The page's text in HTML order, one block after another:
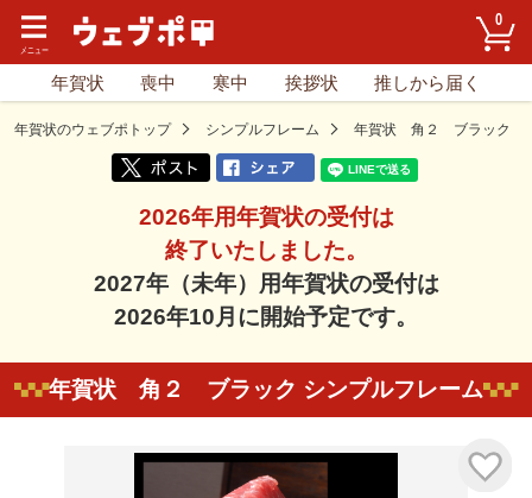
0
年賀状 喪中 寒中 挨拶状 推しから届く
年賀状のウェブポトップ シンプルフレーム 年賀状 角２ ブラック
2026年用年賀状の受付は
終了いたしました。
2027年（未年）用年賀状の受付は
2026年10月に開始予定です。
年賀状 角２ ブラック シンプルフレーム